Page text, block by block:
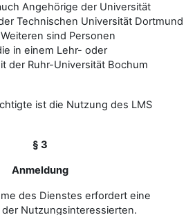
Angehörige der Universität
Technischen Universität Dortmund
sind Personen
in einem Lehr- oder
der Ruhr-Universität Bochum
ist die Nutzung des LMS
§ 3
Anmeldung
des Dienstes erfordert eine
Nutzungsinteressierten.